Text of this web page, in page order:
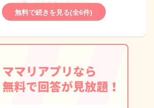
無料で続きを見る(全6件)